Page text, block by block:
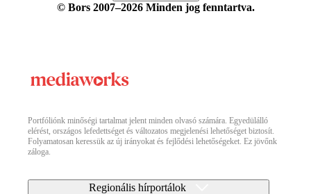
© Bors 2007–2026 Minden jog fenntartva.
Portfóliónk minőségi tartalmat jelent minden olvasó számára. Egyedülálló
elérést, országos lefedettséget és változatos megjelenési lehetőséget biztosít.
Folyamatosan keressük az új irányokat és fejlődési lehetőségeket. Ez jövőnk
záloga.
Regionális hírportálok